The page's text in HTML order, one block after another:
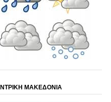
ΜΑΚΕΔΟΝΙΑ